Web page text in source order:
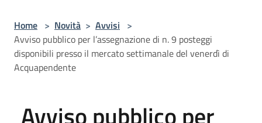
Home > Novità > Avvisi >
Avviso pubblico per l’assegnazione di n. 9 posteggi
disponibili presso il mercato settimanale del venerdì di
Acquapendente